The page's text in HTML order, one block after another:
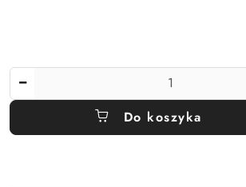
Do koszyka